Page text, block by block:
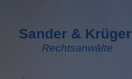
Sander & Krüger
Rechtsanwälte